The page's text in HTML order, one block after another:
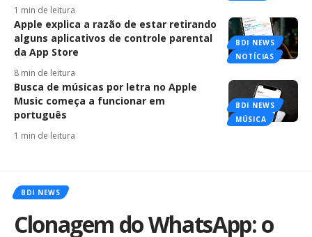
1 min de leitura
BDI NEWS
NOTÍCIAS
Apple explica a razão de estar retirando
alguns aplicativos de controle parental
da App Store
8 min de leitura
BDI NEWS
MÚSICA
Busca de músicas por letra no Apple
Music começa a funcionar em
português
1 min de leitura
BDI NEWS
Clonagem do WhatsApp: o